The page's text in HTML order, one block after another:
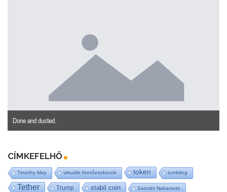
Done and dusted.
CÍMKEFELHŐ
Timothy May virtuális fizetőeszközök token tumbling
Tether Trump stabil coin Satoshi Nakamoto